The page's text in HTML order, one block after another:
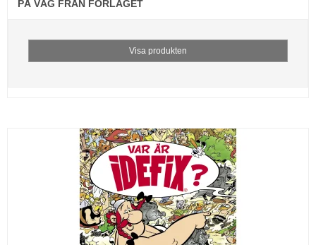
PÅ VÄG FRÅN FÖRLAGET
Visa produkten